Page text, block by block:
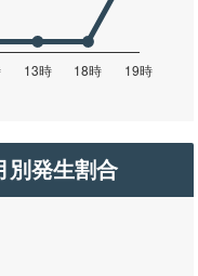
別発生割合